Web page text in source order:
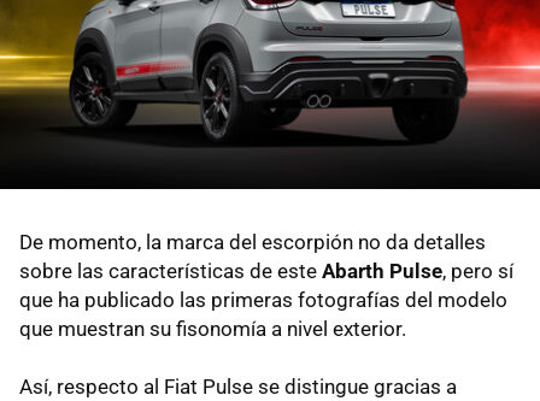
De momento, la marca del escorpión no da detalles
sobre las características de este Abarth Pulse, pero sí
que ha publicado las primeras fotografías del modelo
que muestran su fisonomía a nivel exterior.
Así, respecto al Fiat Pulse se distingue gracias a